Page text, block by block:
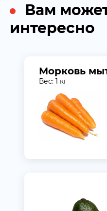
Вам
интересно
Морковь
Вес: 1 кг